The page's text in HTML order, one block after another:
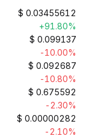
$ 0.03455612
+91.80%
$ 0.099137
-10.00%
$ 0.092687
-10.80%
$ 0.675592
-2.30%
$ 0.00000282
-2.10%